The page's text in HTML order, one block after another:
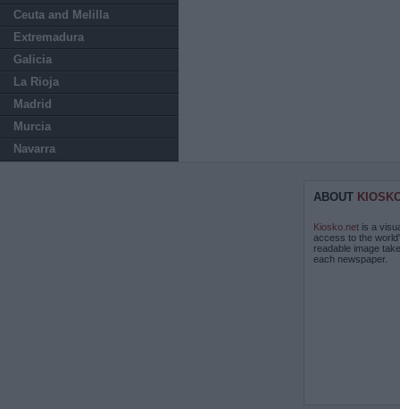
Ceuta and Melilla
Extremadura
Galicia
La Rioja
Madrid
Murcia
Navarra
ABOUT
Kiosko.net is a
access to the
readable image
each newspaper.